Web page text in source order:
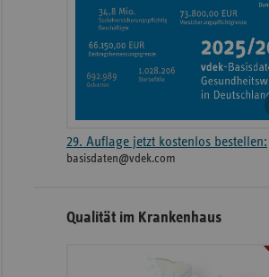
29. Auflage jetzt kostenlos bestellen:
basisdaten@vdek.com
Qualität im Krankenhaus